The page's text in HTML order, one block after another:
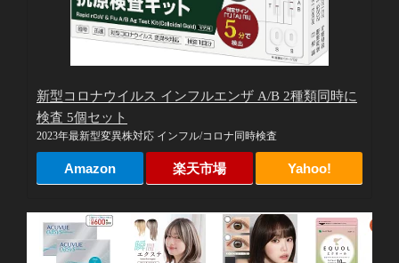
新型コロナウイルス インフルエンザ A/B 2種類同時に
検査 5個セット
2023年最新型変異株対応 インフル/コロナ同時検査
Amazon 楽天市場 Yahoo!